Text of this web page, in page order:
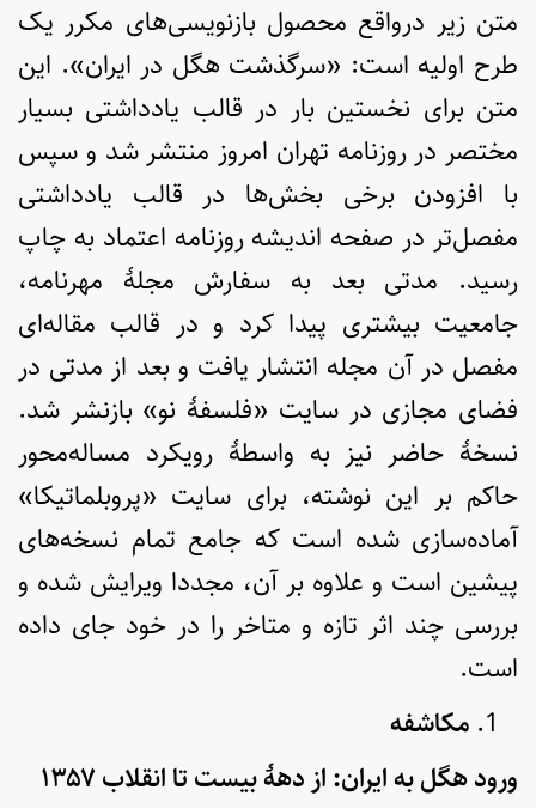
متن زیر درواقع محصول بازنویسی‌های مکرر یک
طرح اولیه است: «سرگذشت هگل در ایران». این
متن برای نخستین بار در قالب یادداشتی بسیار
مختصر در روزنامه تهران امروز منتشر شد و سپس
با افزودن برخی بخش‌ها در قالب یادداشتی
مفصل‌تر در صفحه اندیشه روزنامه اعتماد به چاپ
رسید. مدتی بعد به سفارش مجلۀ مهرنامه،
جامعیت بیشتری پیدا کرد و در قالب مقاله‌ای
مفصل در آن مجله انتشار یافت و بعد از مدتی در
فضای مجازی در سایت «فلسفۀ نو» بازنشر شد.
نسخۀ حاضر نیز به واسطۀ رویکرد مساله‌محور
حاکم بر این نوشته، برای سایت «پروبلماتیکا»
آماده‌سازی شده است که جامع تمام نسخه‌های
پیشین است و علاوه بر آن، مجددا ویرایش شده و
بررسی چند اثر تازه و متاخر را در خود جای داده
است.
مکاشفه
ورود هگل به ایران: از دهۀ بیست تا انقلاب ۱۳۵۷